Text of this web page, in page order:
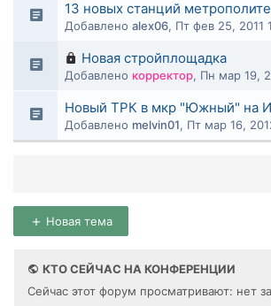
13 новых станций
Добавлено alex06, Пт фев 25, 2011
Новая стройплощадка
Добавлено корректор, Пн мар 19,
Новый ТРК в мкр "Южный" на
Добавлено melvin01, Пт мар 16,
Новая тема
КТО СЕЙЧАС НА КОНФЕРЕНЦИИ
Сейчас этот форум просматривают: нет